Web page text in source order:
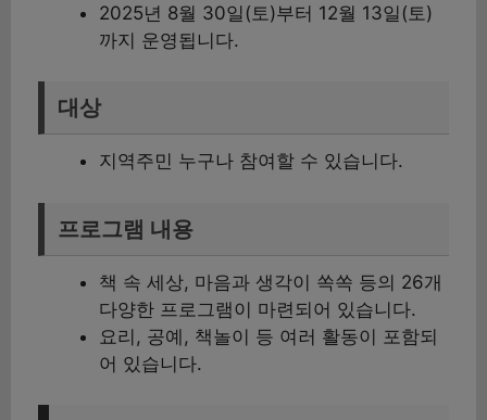
2025년 8월 30일(토)부터 12월 13일(토)
까지 운영됩니다.
대상
지역주민 누구나 참여할 수 있습니다.
프로그램 내용
책 속 세상, 마음과 생각이 쏙쏙 등의 26개
다양한 프로그램이 마련되어 있습니다.
요리, 공예, 책놀이 등 여러 활동이 포함되
어 있습니다.